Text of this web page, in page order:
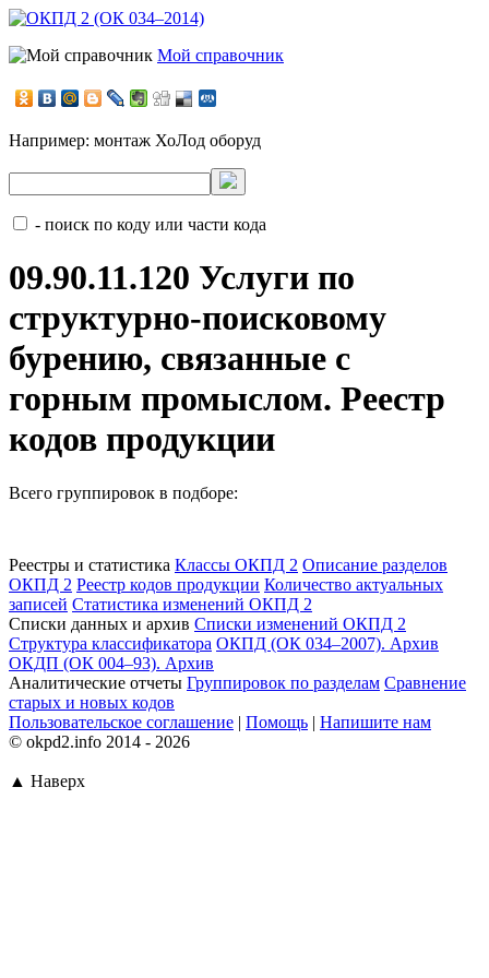
Мой справочник
Например: монтаж ХоЛод оборуд
- поиск по коду или части кода
09.90.11.120 Услуги по
структурно-поисковому
бурению, связанные с
горным промыслом. Реестр
кодов продукции
Всего группировок в подборе:
Реестры и статистика Классы ОКПД 2 Описание разделов
ОКПД 2 Реестр кодов продукции Количество актуальных
записей Статистика изменений ОКПД 2
Списки данных и архив Списки изменений ОКПД 2
Структура классификатора ОКПД (ОК 034–2007). Архив
ОКДП (ОК 004–93). Архив
Аналитические отчеты Группировок по разделам Сравнение
старых и новых кодов
Пользовательское соглашение | Помощь | Напишите нам
© okpd2.info 2014 - 2026
▲ Наверх